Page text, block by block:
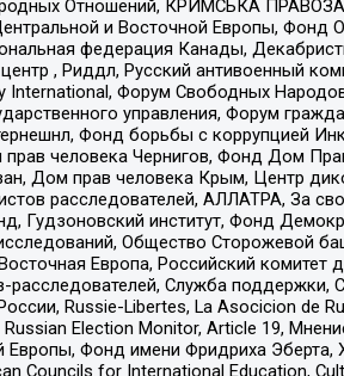
Отношений, КРИМСЬКА
и Восточной Европы, Фонд
федерация Канады,
, Риддл, Русский антивоенный
Форум Свободных
управления, Форум
Фонд борьбы с коррупцией
человека Чернигов, Фонд Дом
Дом прав человека Крым, Центр
расследователей, АЛЛАТРА, За
Гудзоновский институт, Фонд
Общество Сторожевой
Европа, Российский комитет
Служба поддержки,
Russie-Libertes, La Asocicion de
Election Monitor, Article 19,
Фонд имени Фридриха Эберта,
Councils for International Education,